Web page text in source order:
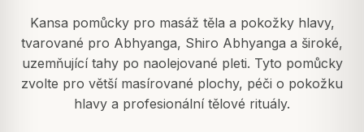
Kansa pomůcky pro masáž těla a pokožky hlavy,
tvarované pro Abhyanga, Shiro Abhyanga a široké,
uzemňující tahy po naolejované pleti. Tyto pomůcky
zvolte pro větší masírované plochy, péči o pokožku
hlavy a profesionální tělové rituály.